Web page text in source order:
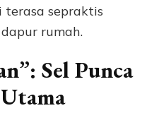
sepraktis
rumah.
Sel Punca